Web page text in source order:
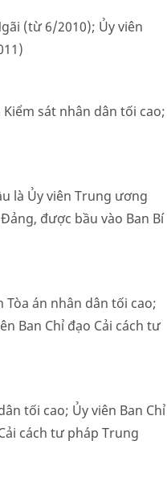
(từ 6/2010); Ủy viên
sát nhân dân tối cao;
là Ủy viên Trung ương
được bầu vào Ban Bí
án nhân dân tối cao;
Ban Chỉ đạo Cải cách tư
tối cao; Ủy viên Ban Chỉ
cách tư pháp Trung